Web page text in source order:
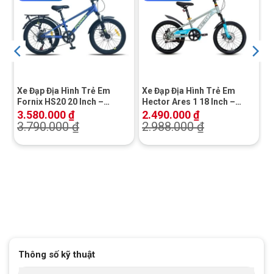
Xe Đạp Địa Hình Trẻ Em
Fornix HS20 20 Inch –
Phanh Đĩa Cơ
3.580.000₫
3.790.000₫
Xe Đạp Địa Hình Trẻ Em
Hector Ares 1 18 Inch –
Phanh Đĩa Cơ
2.490.000₫
2.988.000₫
Thông số kỹ thuật